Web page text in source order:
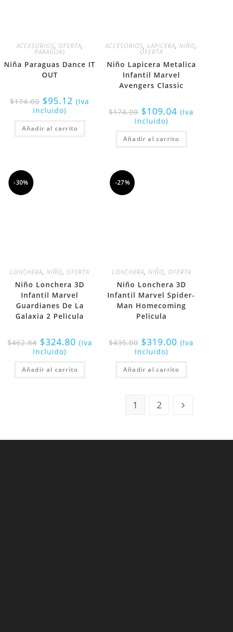
ACCESORIOS, OFERTA,
PARAGUAS
Niña Paraguas Dance IT
OUT
$174.00 $95.12 (Iva
Incluido)
Añadir al carrito
ACCESORIOS,LAPICERA,NIÑO,
OFERTA
Niño Lapicera Metalica
Infantil Marvel
Avengers Classic
$174.00 $109.04 (Iva
Incluido)
Añadir al carrito
-30%
LONCHERA,NIÑO, OFERTA
Niño Lonchera 3D
Infantil Marvel
Guardianes De La
Galaxia 2 Pelicula
$462.84 $324.80 (Iva
Incluido)
Añadir al carrito
-27%
LONCHERA, NIÑO, OFERTA
Niño Lonchera 3D
Infantil Marvel Spider-
Man Homecoming
Pelicula
$435.00 $319.00 (Iva
Incluido)
Añadir al carrito
1 2